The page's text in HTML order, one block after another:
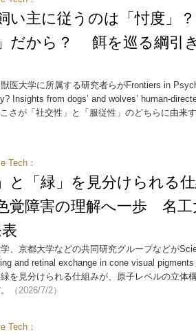
い主に従うのは「忖度」
だから？ 餌を巡る綱引
医大学に所属する研究者らがFrontiers in
Insights from dogs’ and wolves’ human-
さが「社交性」と「服従性」のどちらに由来
Tech：
と「緑」を見分けられる
覚障害の理解へ一歩 名
、京都大学などの共同研究グループなどが
and retinal exchange in cone visual
を見分けられる仕組みが、原子レベルの立体
（2026/7/2）
Tech：